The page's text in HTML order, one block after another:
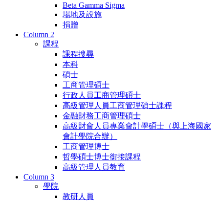
Beta Gamma Sigma
場地及設施
捐贈
Column 2
課程
課程搜尋
本科
碩士
工商管理碩士
行政人員工商管理碩士
高級管理人員工商管理碩士課程
金融財務工商管理碩士
高級財會人員專業會計學碩士（與上海國家
會計學院合辦）
工商管理博士
哲學碩士博士銜接課程
高級管理人員教育
Column 3
學院
教研人員